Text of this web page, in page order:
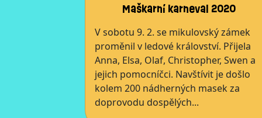
Maškarní karneval 2020
V sobotu 9. 2. se mikulovský zámek
proměnil v ledové království. Přijela
Anna, Elsa, Olaf, Christopher, Swen a
jejich pomocníčci. Navštívit je došlo
kolem 200 nádherných masek za
doprovodu dospělých...